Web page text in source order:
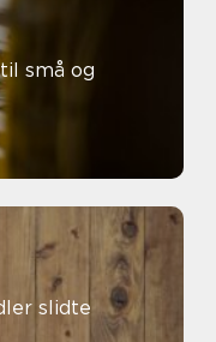
små og
slidte